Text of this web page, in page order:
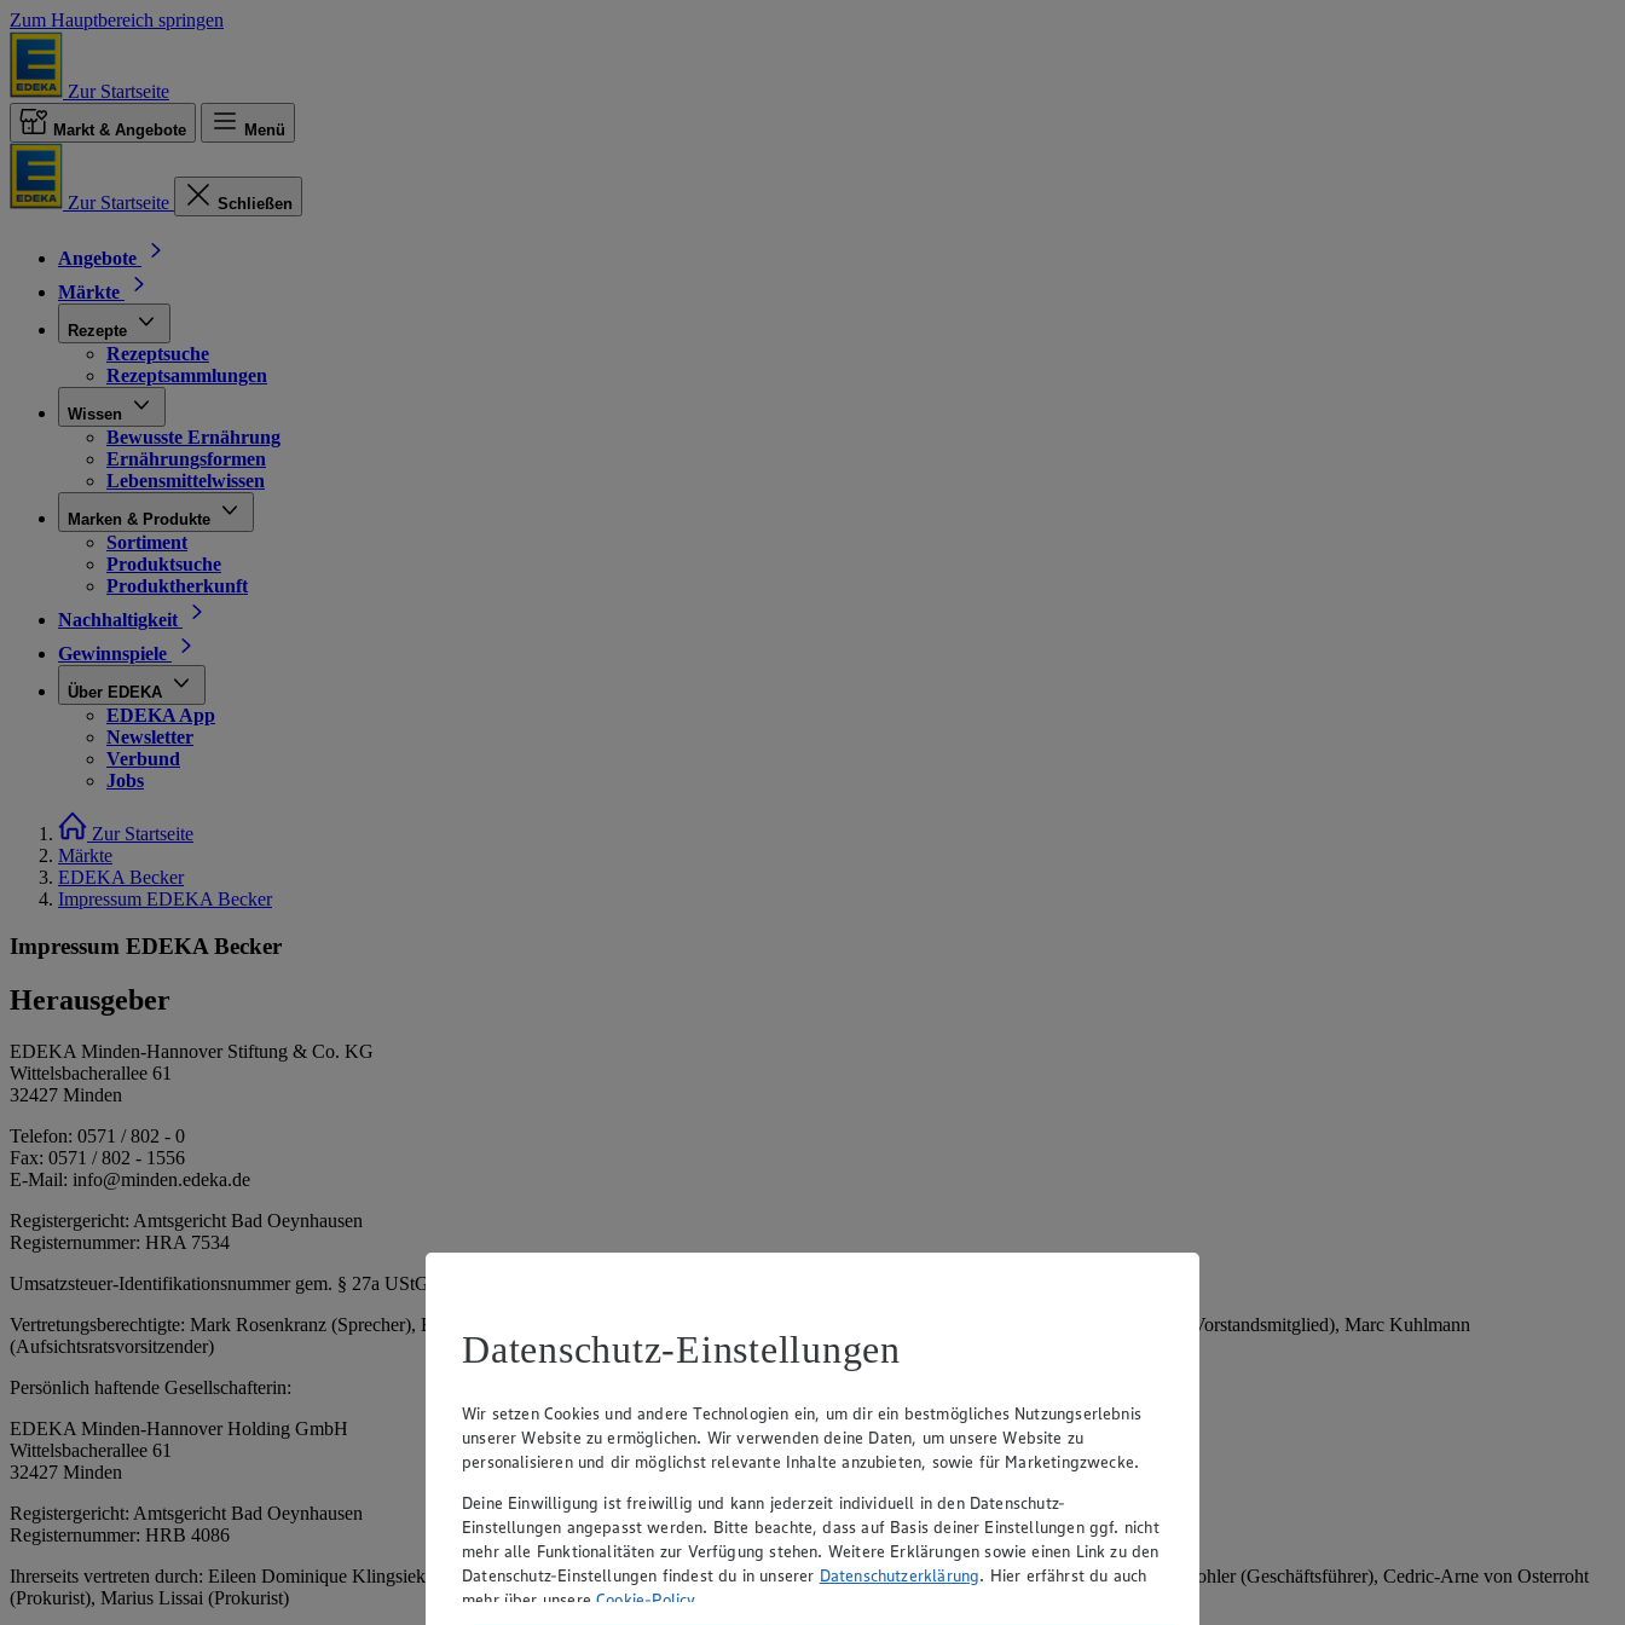
Zum Hauptbereich springen
Zur Startseite
Markt & Angebote Menü
Zur Startseite Schließen
Angebote
Märkte
Rezepte
Rezeptsuche
Rezeptsammlungen
Wissen
Bewusste Ernährung
Ernährungsformen
Lebensmittelwissen
Marken & Produkte
Sortiment
Produktsuche
Produktherkunft
Nachhaltigkeit
Gewinnspiele
Über EDEKA
EDEKA App
Newsletter
Verbund
Jobs
Zur Startseite
Märkte
EDEKA Becker
Impressum EDEKA Becker
Impressum EDEKA Becker
Herausgeber
EDEKA Minden-Hannover Stiftung & Co. KG
Wittelsbacherallee 61
32427 Minden
Telefon: 0571 / 802 - 0
Fax: 0571 / 802 - 1556
E-Mail: info@minden.edeka.de
Registergericht: Amtsgericht Bad Oeynhausen
Registernummer: HRA 7534
Umsatzsteuer-Identifikationsnummer gem. § 27a UStG: DE 266067317
Vertretungsberechtigte: Mark Rosenkranz (Sprecher), Eileen Dominique Klingsiek (Vorstandsmitglied), Ulf-U. Plath (Vorstandsmitglied), Stephan Wohler (Vorstandsmitglied), Marc Kuhlmann
(Aufsichtsratsvorsitzender)
Persönlich haftende Gesellschafterin:
EDEKA Minden-Hannover Holding GmbH
Wittelsbacherallee 61
32427 Minden
Registergericht: Amtsgericht Bad Oeynhausen
Registernummer: HRB 4086
Ihrerseits vertreten durch: Eileen Dominique Klingsiek (Geschäftsführerin), Mark Rosenkranz (Geschäftsführer), Ulf-U. Plath (Geschäftsführer), Stephan Wohler (Geschäftsführer), Cedric-Arne von Osterroht
(Prokurist), Marius Lissai (Prokurist)
Datenschutz-Einstellungen
Wir setzen Cookies und andere Technologien ein, um dir ein bestmögliches Nutzungserlebnis
unserer Website zu ermöglichen. Wir verwenden deine Daten, um unsere Website zu
personalisieren und dir möglichst relevante Inhalte anzubieten, sowie für Marketingzwecke.
Deine Einwilligung ist freiwillig und kann jederzeit individuell in den Datenschutz-
Einstellungen angepasst werden. Bitte beachte, dass auf Basis deiner Einstellungen ggf. nicht
mehr alle Funktionalitäten zur Verfügung stehen. Weitere Erklärungen sowie einen Link zu den
Datenschutz-Einstellungen findest du in unserer Datenschutzerklärung. Hier erfährst du auch
mehr über unsereCookie-Policy.